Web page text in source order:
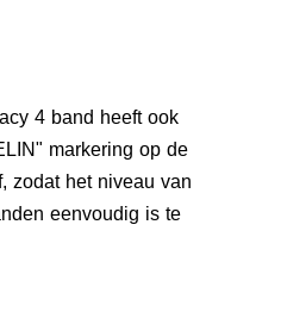
4band heeft ook
markering op de
zodat het niveau van
eenvoudig is te